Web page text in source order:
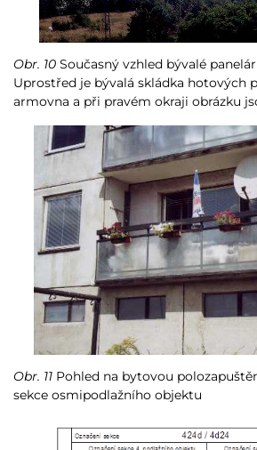
Obr. 10 Současný vzhled bývalé
Uprostřed je bývalá skládka hotových
armovna a při pravém okraji obrázku
Obr. 11 Pohled na bytovou
sekce osmipodlažního objektu